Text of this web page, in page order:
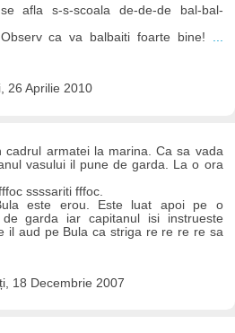
afla s-s-scoala de-de-de bal-bal-
ca va balbaiti foarte bine!
26 Aprilie 2010
cadrul armatei la marina. Ca sa vada
vasului il pune de garda. La o ora
ssssariti fffoc.
este erou. Este luat apoi pe o
garda iar capitanul isi instrueste
il aud pe Bula ca striga re re re re sa
18 Decembrie 2007